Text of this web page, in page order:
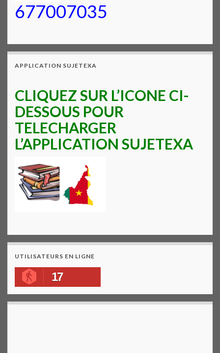
677007035
APPLICATION SUJETEXA
CLIQUEZ SUR L’ICONE CI-
DESSOUS POUR
TELECHARGER
L’APPLICATION SUJETEXA
UTILISATEURS EN LIGNE
17